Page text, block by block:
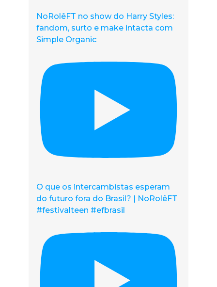
NoRolêFT no show do Harry Styles:
fandom, surto e make intacta com
Simple Organic
O que os intercambistas esperam
do futuro fora do Brasil? | NoRolêFT
#festivalteen #efbrasil